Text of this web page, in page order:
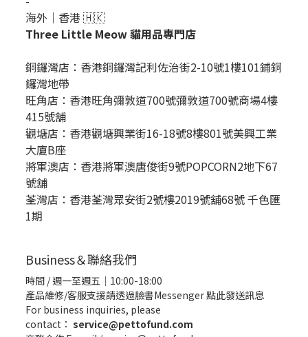
海外｜香港 🇭🇰
Three Little Meow 貓用品專門店
銅鑼灣店： 香港銅鑼灣記利佐治街2-10號1樓101鋪銅
鑼灣地帶
旺角店：香港旺角彌敦道700號彌敦道700號商場4樓
415號舖
觀塘店：香港觀塘興業街16-18號8樓801號美興工業
大廈B座
將軍澳店：香港將軍澳唐俊街9號POPCORN2地下67
號舖
荃灣店：香港荃灣眾安街2號樓2019號舖68號 千色匯
1期
Business＆聯絡我們
時間 / 週一至週五｜10:00-18:00
產品維修/客服支援請透過臉書Messenger點此發送訊息
For business inquiries, please
contact： service@pettofund.com